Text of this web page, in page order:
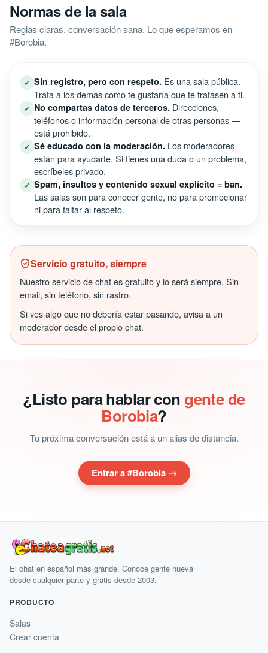
Normas de la sala
Reglas claras, conversación sana. Lo que esperamos en
#Borobia.
✓ Sin registro, pero con respeto. Es una sala pública.
Trata a los demás como te gustaría que te tratasen a ti.
✓ No compartas datos de terceros. Direcciones,
teléfonos o información personal de otras personas —
está prohibido.
✓ Sé educado con la moderación. Los moderadores
están para ayudarte. Si tienes una duda o un problema,
escríbeles privado.
✓ Spam, insultos y contenido sexual explícito = ban.
Las salas son para conocer gente, no para promocionar
ni para faltar al respeto.
Servicio gratuito, siempre
Nuestro servicio de chat es gratuito y lo será siempre. Sin
email, sin teléfono, sin rastro.
Si ves algo que no debería estar pasando, avisa a un
moderador desde el propio chat.
¿Listo para hablar con gente de
Borobia?
Tu próxima conversación está a un alias de distancia.
Entrar a #Borobia →
El chat en español más grande. Conoce gente nueva
desde cualquier parte y gratis desde 2003.
PRODUCTO
Salas
Crear cuenta